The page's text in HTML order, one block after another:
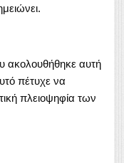
ακολουθήθηκε αυτή
πέτυχε να
πλειοψηφία των